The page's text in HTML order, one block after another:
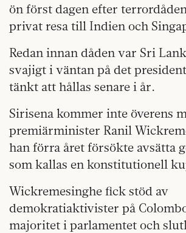
ön först dagen efter
privat resa till Indien och
Redan innan dåden var Sri
svajigt i väntan på det
tänkt att hållas senare i år.
Sirisena kommer inte överens
premiärminister Ranil
han förra året försökte avsätta
som kallas en konstitutionell
Wickremesinghe fick stöd av
demokratiaktivister på
majoritet i parlamentet och